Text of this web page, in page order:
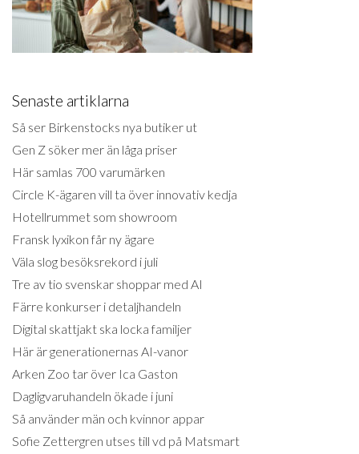
Senaste artiklarna
Så ser Birkenstocks nya butiker ut
Gen Z söker mer än låga priser
Här samlas 700 varumärken
Circle K-ägaren vill ta över innovativ kedja
Hotellrummet som showroom
Fransk lyxikon får ny ägare
Väla slog besöksrekord i juli
Tre av tio svenskar shoppar med AI
Färre konkurser i detaljhandeln
Digital skattjakt ska locka familjer
Här är generationernas AI-vanor
Arken Zoo tar över Ica Gaston
Dagligvaruhandeln ökade i juni
Så använder män och kvinnor appar
Sofie Zettergren utses till vd på Matsmart